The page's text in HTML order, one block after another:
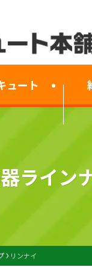
ュート
ライン
リンナイ